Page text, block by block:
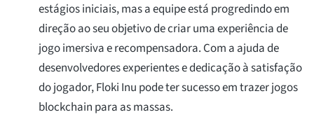
estágios iniciais, mas a equipe está progredindo em
direção ao seu objetivo de criar uma experiência de
jogo imersiva e recompensadora. Com a ajuda de
desenvolvedores experientes e dedicação à satisfação
do jogador, Floki Inu pode ter sucesso em trazer jogos
blockchain para as massas.